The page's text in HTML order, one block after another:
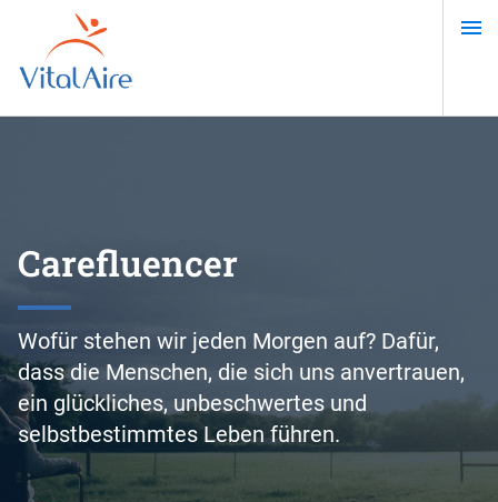
Inhalt
Carefluencer
Wofür stehen wir jeden Morgen auf? Dafür,
dass die Menschen, die sich uns anvertrauen,
ein glückliches, unbeschwertes und
selbstbestimmtes Leben führen.